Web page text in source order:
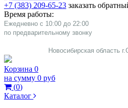
+7 (383) 209-65-23 заказать
Время работы:
Ежедневно с 10:00 до 22:00
​по предварительному звонку
Новосибирская область
Корзина 0
на сумму 0 руб
(0)
Каталог